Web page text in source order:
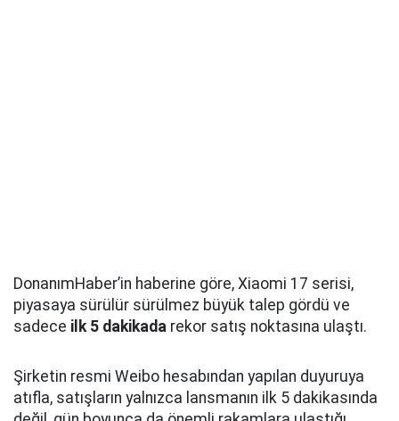
DonanımHaber’in haberine göre, Xiaomi 17 serisi,
piyasaya sürülür sürülmez büyük talep gördü ve
sadece ilk 5 dakikada rekor satış noktasına ulaştı.
Şirketin resmi Weibo hesabından yapılan duyuruya
atıfla, satışların yalnızca lansmanın ilk 5 dakikasında